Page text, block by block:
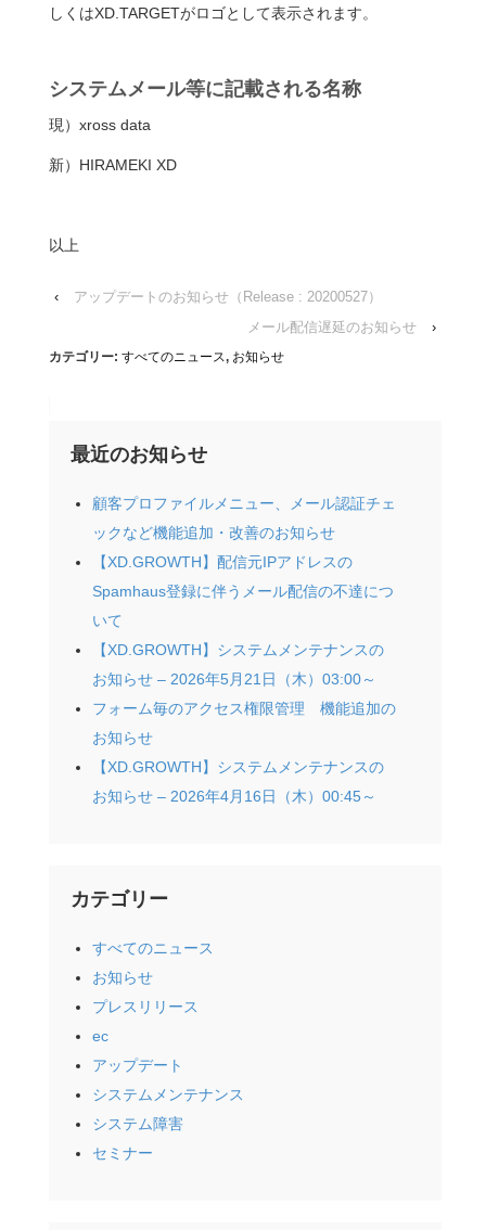
しくはXD.TARGETがロゴとして表示されます。
システムメール等に記載される名称
現）xross data
新）HIRAMEKI XD
以上
‹
アップデートのお知らせ（Release : 20200527）
メール配信遅延のお知らせ
›
カテゴリー: すべてのニュース, お知らせ
最近のお知らせ
顧客プロファイルメニュー、メール認証チェ
ックなど機能追加・改善のお知らせ
【XD.GROWTH】配信元IPアドレスの
Spamhaus登録に伴うメール配信の不達につ
いて
【XD.GROWTH】システムメンテナンスの
お知らせ – 2026年5月21日（木）03:00～
フォーム毎のアクセス権限管理 機能追加の
お知らせ
【XD.GROWTH】システムメンテナンスの
お知らせ – 2026年4月16日（木）00:45～
カテゴリー
すべてのニュース
お知らせ
プレスリリース
ec
アップデート
システムメンテナンス
システム障害
セミナー